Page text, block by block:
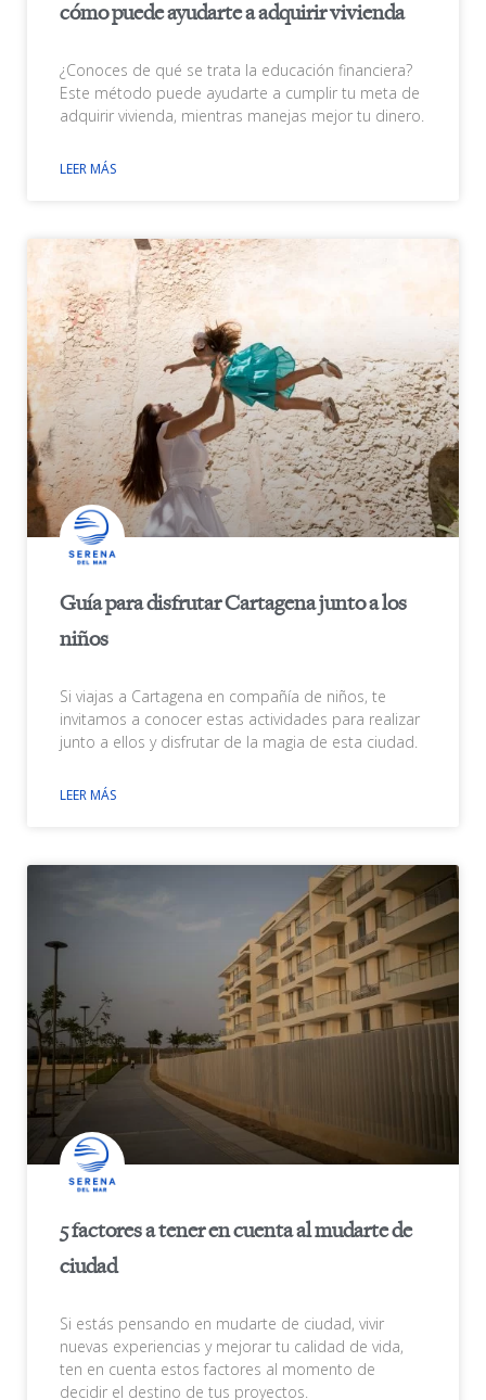
cómo puede ayudarte a adquirir vivienda
¿Conoces de qué se trata la educación financiera?
Este método puede ayudarte a cumplir tu meta de
adquirir vivienda, mientras manejas mejor tu dinero.
LEER MÁS
Guía para disfrutar Cartagena junto a los
niños
Si viajas a Cartagena en compañía de niños, te
invitamos a conocer estas actividades para realizar
junto a ellos y disfrutar de la magia de esta ciudad.
LEER MÁS
5 factores a tener en cuenta al mudarte de
ciudad
Si estás pensando en mudarte de ciudad, vivir
nuevas experiencias y mejorar tu calidad de vida,
ten en cuenta estos factores al momento de
decidir el destino de tus proyectos.